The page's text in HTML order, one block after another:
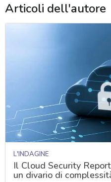
Articoli dell'autore
L'INDAGINE
Il Cloud Security
un divario di